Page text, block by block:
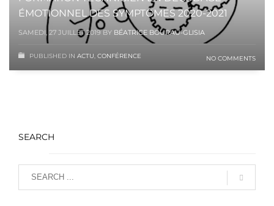
ÉMOTIONNEL DES SYMPTÔMES 2020-2021
SAMEDI, 27 JUILLET 2019 BY BÉATRICE BOURAU-GLISIA
PUBLISHED IN ACTU, CONFÉRENCE NO COMMENTS
SEARCH